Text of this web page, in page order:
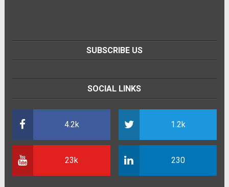
SUBSCRIBE US
SOCIAL LINKS
4.2k 1.2k
23k 230